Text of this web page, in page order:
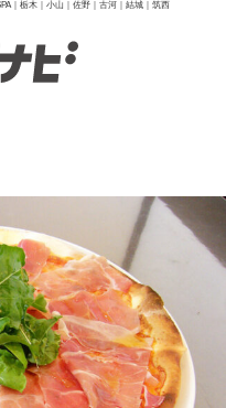
｜栃木｜小山｜佐野｜古河｜結城｜筑西